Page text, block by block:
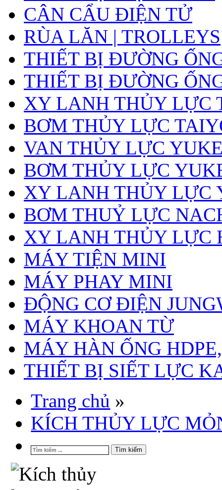
CÂN CẨU ĐIỆN TỬ
RÙA LĂN | TROLLEYS
THIẾT BỊ ĐƯỜNG
THIẾT BỊ ĐƯỜNG
XY LANH THỦY LỰC
BƠM THỦY LỰC
VAN THỦY LỰC
BƠM THỦY LỰC
XY LANH THỦY LỰC
BƠM THUỶ LỰC
XY LANH THỦY LỰC
MÁY TIỆN MINI
MÁY PHAY MINI
ĐỘNG CƠ ĐIỆN
MÁY KHOAN TỪ
MÁY HÀN ỐNG
THIẾT BỊ SIẾT LỰC
Trang chủ »
KÍCH THỦY LỰC
Tìm kiếm